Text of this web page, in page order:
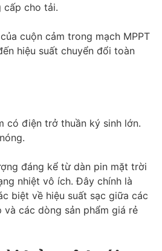
cấp cho tải.
cuộn cảm trong mạch MPPT
hiệu suất chuyển đổi toàn
có điện trở thuần ký sinh lớn.
đáng kể từ dàn pin mặt trời
nhiệt vô ích. Đây chính là
biệt về hiệu suất sạc giữa các
các dòng sản phẩm giá rẻ